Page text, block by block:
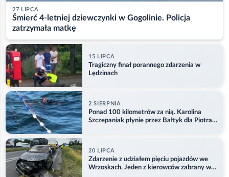
27 LIPCA
Śmierć 4-letniej dziewczynki w Gogolinie. Policja
zatrzymała matkę
15 LIPCA
Tragiczny finał porannego zdarzenia w
Lędzinach
2 SIERPNIA
Ponad 100 kilometrów za nią. Karolina
Szczepaniak płynie przez Bałtyk dla Piotra.
20 LIPCA
Zdarzenie z udziałem pięciu pojazdów we
Wrzoskach. Jeden z kierowców zabrany w